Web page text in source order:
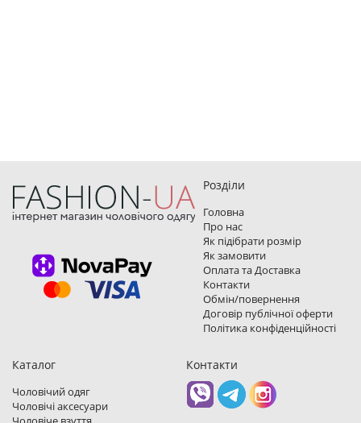
Розділи
Головна
Про нас
Як підібрати розмір
Як замовити
Оплата та Доставка
Контакти
Обмін/повернення
Договір публічної оферти
Політика конфіденційності
Каталог
Чоловічий одяг
Чоловічі аксесуари
Контакти